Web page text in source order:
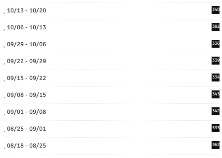
10/13 - 10/20 340
10/06 - 10/13 382
09/29 - 10/06 336
09/22 - 09/29 339
09/15 - 09/22 334
09/08 - 09/15 343
09/01 - 09/08 342
08/25 - 09/01 333
08/18 - 08/25 362